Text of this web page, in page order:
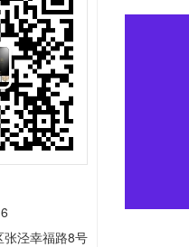
张泾幸福路8号